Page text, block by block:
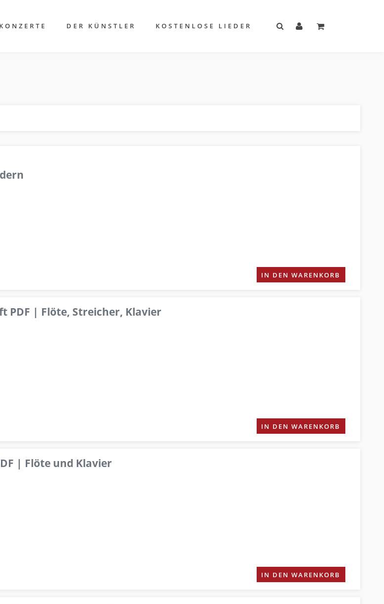
DER KÜNSTLER KOSTENLOSE LIEDER
IN DEN WARENKORB
PDF | Flöte, Streicher, Klavier
IN DEN WARENKORB
| Flöte und Klavier
IN DEN WARENKORB